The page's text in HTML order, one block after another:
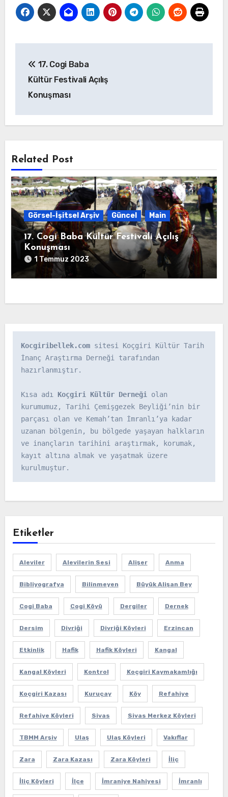
gezinmesi
17. Cogi Baba
Kültür Festivali Açılış
Konuşması
Related Post
Görsel-İşitsel Arşiv Güncel Main
17. Cogi Baba Kültür Festivali Açılış
Konuşması
1 Temmuz 2023
Kocgiribellek.com sitesi Koçgiri Kültür Tarih
İnanç Araştırma Derneği tarafından
hazırlanmıştır.
Kısa adı Koçgiri Kültür Derneği olan
kurumumuz, Tarihi Çemişgezek Beyliği’nin bir
parçası olan ve Kemah’tan İmranlı’ya kadar
uzanan bölgenin, bu bölgede yaşayan halkların
ve inançların tarihini araştırmak, korumak,
kayıt altına almak ve yaşatmak üzere
kurulmuştur.
Etiketler
Aleviler Alevilerin Sesi Alişer Anma
Bibliyografya Bilinmeyen Büyük Alişan Bey
Cogi Baba Cogi Köyü Dergiler Dernek
Dersim Divriği Divriği Köyleri Erzincan
Etkinlik Hafik Hafik Köyleri Kangal
Kangal Köyleri Kontrol Koçgiri Kaymakamlığı
Koçgiri Kazası Kuruçay Köy Refahiye
Refahiye Köyleri Sivas Sivas Merkez Köyleri
TBMM Arşiv Ulaş Ulaş Köyleri Vakıflar
Zara Zara Kazası Zara Köyleri İliç
İliç Köyleri İlçe İmraniye Nahiyesi İmranlı